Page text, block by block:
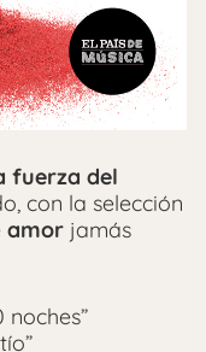
fuerza del
con la selección
amor jamás
noches”